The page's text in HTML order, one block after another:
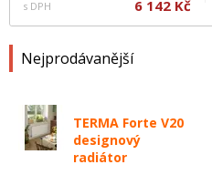
s DPH 6 142 Kč
Nejprodávanější
TERMA Forte V20
designový
radiátor